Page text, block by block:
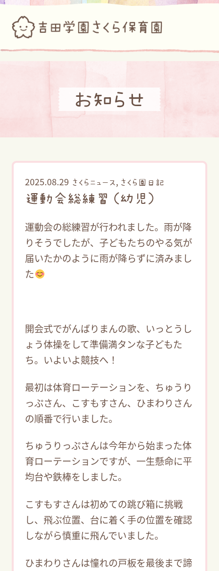
お知らせ
2025.08.29 さくらニュース, さくら園日記
運動会総練習（幼児）
運動会の総練習が行われました。雨が降
りそうでしたが、子どもたちのやる気が
届いたかのように雨が降らずに済みまし
た
開会式でがんばりまんの歌、いっとうし
ょう体操をして準備満タンな子どもた
ち。いよいよ競技へ！
最初は体育ローテーションを、ちゅうり
っぷさん、こすもすさん、ひまわりさん
の順番で行いました。
ちゅうりっぷさんは今年から始まった体
育ローテーションですが、一生懸命に平
均台や鉄棒をしました。
こすもすさんは初めての跳び箱に挑戦
し、飛ぶ位置、台に着く手の位置を確認
しながら慎重に飛んでいました。
ひまわりさんは憧れの戸板を最後まで諦